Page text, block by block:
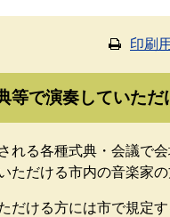
印刷
等で演奏していた
れる各種式典・会議で
ただける市内の音楽家の
ける方には市で規定す